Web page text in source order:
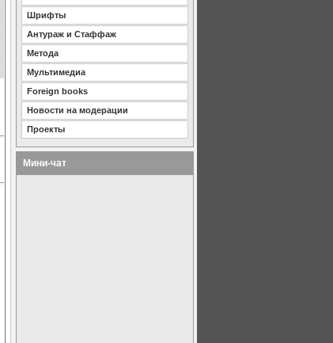
Шрифты
Антураж и Стаффаж
Метода
Мультимедиа
Foreign books
Новости на модерации
Проекты
Мини-чат